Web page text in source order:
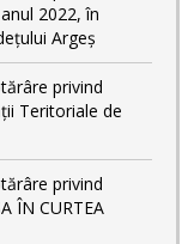
2022, în
Argeș
privind
Teritoriale de
privind
ÎN CURTEA